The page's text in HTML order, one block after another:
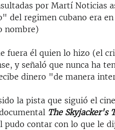
por Martí Noticias
del regimen cubano era en
nombre)
fuera él quien lo hizo (el
y señaló que nunca ha
dinero "de manera
la pista que siguió el
The Skyjacker's
pudo contar con lo que le